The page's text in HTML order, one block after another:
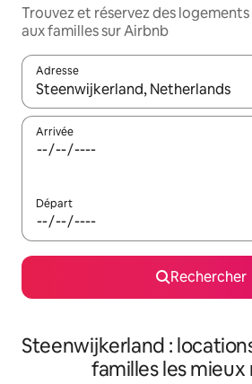
Trouvez et réservez des
aux familles sur Airbnb
Adresse
Lorsque les résultats s'affichent,
Arrivée
Départ
Rechercher
Steenwijkerland :
familles les mieux